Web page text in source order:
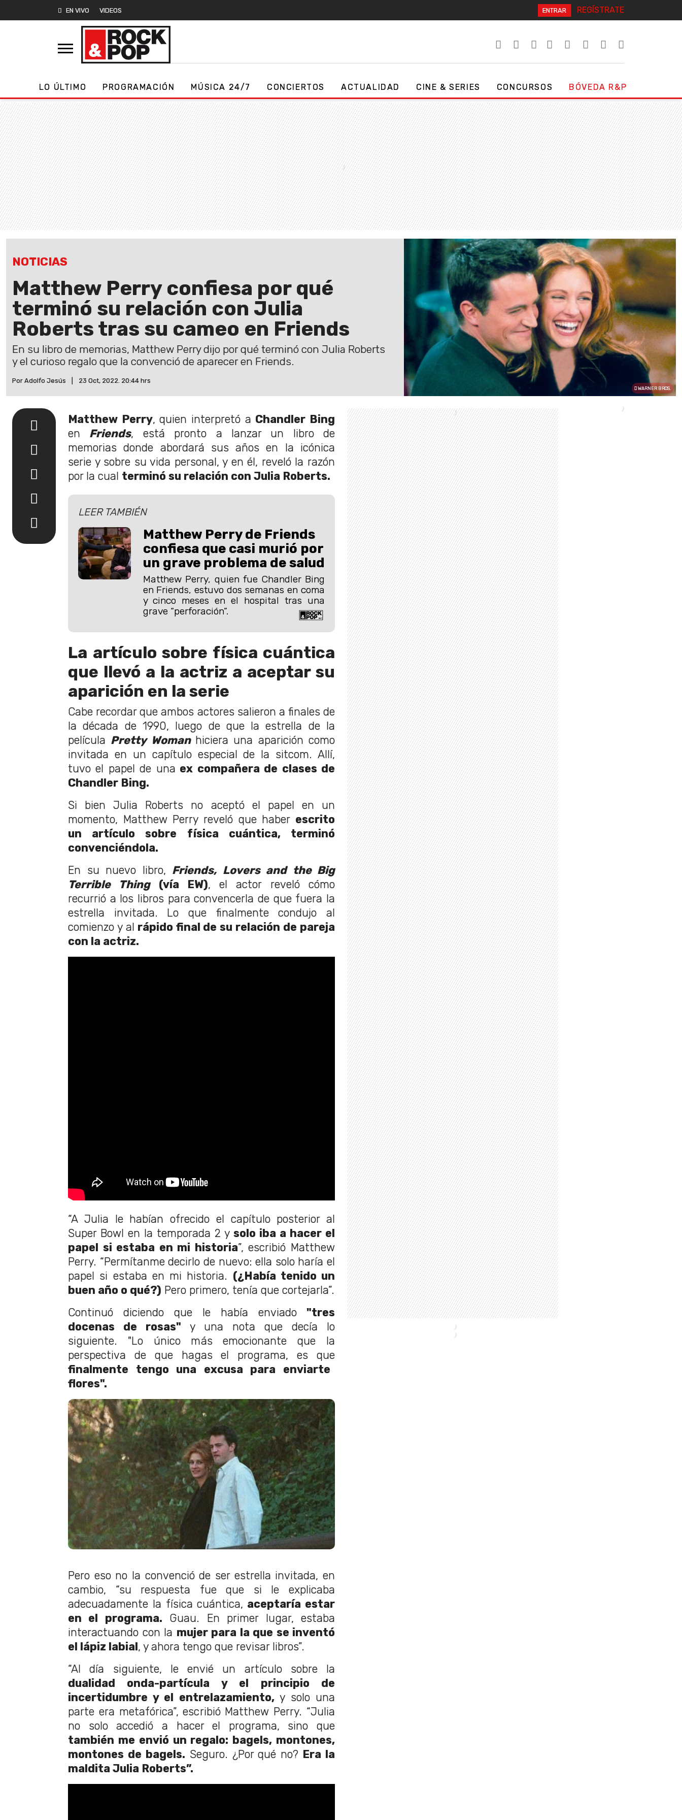
EN VIVO VIDEOS ENTRAR REGÍSTRATE
LO ÚLTIMO PROGRAMACIÓN MÚSICA 24/7 CONCIERTOS ACTUALIDAD CINE & SERIES CONCURSOS BÓVEDA R&P
NOTICIAS
Matthew Perry confiesa por qué
terminó su relación con Julia
Roberts tras su cameo en Friends
En su libro de memorias, Matthew Perry dijo por qué terminó con Julia Roberts
y el curioso regalo que la convenció de aparecer en Friends.
Por Adolfo Jesús 23 Oct, 2022. 20:44 hrs
WARNER BROS.
Matthew Perry, quien interpretó a Chandler Bing
en Friends, está pronto a lanzar un libro de
memorias donde abordará sus años en la icónica
serie y sobre su vida personal, y en él, reveló la razón
por la cual terminó su relación con Julia Roberts.
LEER TAMBIÉN
Matthew Perry de Friends
confiesa que casi murió por
un grave problema de salud
Matthew Perry, quien fue Chandler Bing
en Friends, estuvo dos semanas en coma
y cinco meses en el hospital tras una
grave “perforación”.
La artículo sobre física cuántica
que llevó a la actriz a aceptar su
aparición en la serie
Cabe recordar que ambos actores salieron a finales de
la década de 1990, luego de que la estrella de la
película Pretty Woman hiciera una aparición como
invitada en un capítulo especial de la sitcom. Allí,
tuvo el papel de una ex compañera de clases de
Chandler Bing.
Si bien Julia Roberts no aceptó el papel en un
momento, Matthew Perry reveló que haber escrito
un artículo sobre física cuántica, terminó
convenciéndola.
En su nuevo libro, Friends, Lovers and the Big
Terrible Thing (vía EW), el actor reveló cómo
recurrió a los libros para convencerla de que fuera la
estrella invitada. Lo que finalmente condujo al
comienzo y al rápido final de su relación de pareja
con la actriz.
“A Julia le habían ofrecido el capítulo posterior al
Super Bowl en la temporada 2 y solo iba a hacer el
papel si estaba en mi historia”, escribió Matthew
Perry. “Permítanme decirlo de nuevo: ella solo haría el
papel si estaba en mi historia. (¿Había tenido un
buen año o qué?) Pero primero, tenía que cortejarla”.
Continuó diciendo que le había enviado "tres
docenas de rosas" y una nota que decía lo
siguiente. "Lo único más emocionante que la
perspectiva de que hagas el programa, es que
finalmente tengo una excusa para enviarte
flores".
Pero eso no la convenció de ser estrella invitada, en
cambio, “su respuesta fue que si le explicaba
adecuadamente la física cuántica, aceptaría estar
en el programa. Guau. En primer lugar, estaba
interactuando con la mujer para la que se inventó
el lápiz labial, y ahora tengo que revisar libros”.
“Al día siguiente, le envié un artículo sobre la
dualidad onda-partícula y el principio de
incertidumbre y el entrelazamiento,y solo una
parte era metafórica”, escribió Matthew Perry. “Julia
no solo accedió a hacer el programa, sino que
también me envió un regalo: bagels, montones,
montones de bagels. Seguro. ¿Por qué no? Era la
maldita Julia Roberts”.